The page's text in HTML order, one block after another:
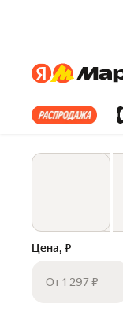
ЯндексЯндекс
Все хиты
Дом Ремонт
Цена, ₽
От 1 297 ₽